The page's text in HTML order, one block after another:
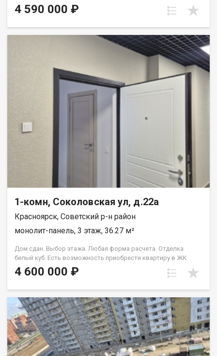
Машиностроителей, дом 31. Этаж шестой, в девяти этажном
монолитно-кирпичном доме. Предчистовая отделка от
4 590 000 ₽
1-комн, Соколовская ул, д.22а
Красноярск, Советский р-н район
монолит-панель, 3 этаж, 36.27 м²
Дом сдан. Выбор этажа. Любая форма расчета. Отделка
белый куб. Есть возможность приобрести квартиру в ЖК
Аринский, под семейную ипотеку сбербанк, со ставкой 4.5 % на
весь срок кредита. Совкомбанк 3.9% на весь срок кредита.
4 600 000 ₽